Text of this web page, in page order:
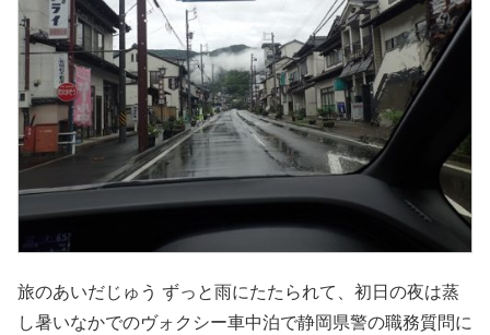
旅のあいだじゅう ずっと雨にたたられて、初日の夜は蒸
し暑いなかでのヴォクシー車中泊で静岡県警の職務質問に